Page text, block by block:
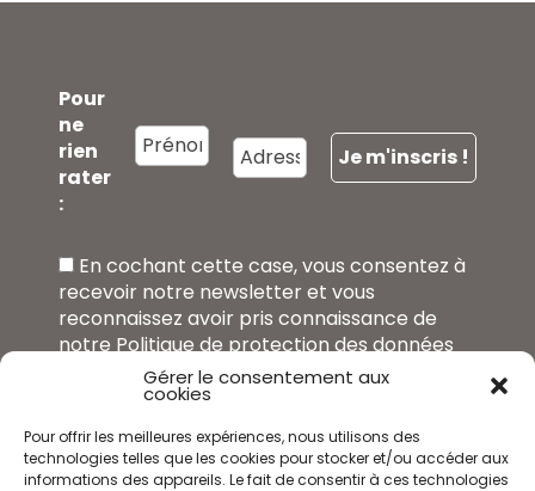
Gérer le consentement aux
cookies
Pour offrir les meilleures expériences, nous utilisons des
technologies telles que les cookies pour stocker et/ou accéder aux
informations des appareils. Le fait de consentir à ces technologies
Pour
ne
rien
rater
:
En cochant cette case, vous consentez à
recevoir notre newsletter et vous
reconnaissez avoir pris connaissance de
notre Politique de protection des données
personnelles accessibles ici (Politique de
confidentialité). Vous êtes informé du fait
que vous disposez du droit de vous
désinscrire à tout moment de la présente
newsletter grâce au lien de désinscription